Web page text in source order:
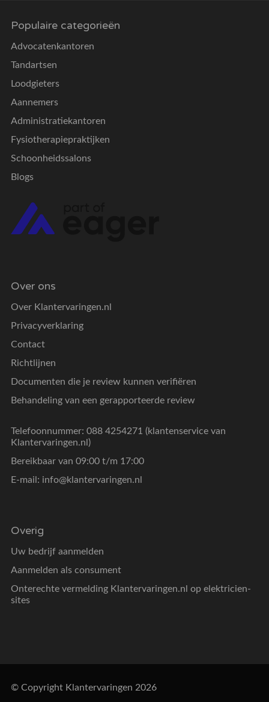
Populaire categorieën
Advocatenkantoren
Tandartsen
Loodgieters
Aannemers
Administratiekantoren
Fysiotherapiepraktijken
Schoonheidssalons
Blogs
Over ons
Over Klantervaringen.nl
Privacyverklaring
Contact
Richtlijnen
Documenten die je review kunnen verifiëren
Behandeling van een gerapporteerde review
Telefoonnummer: 088 4254271 (klantenservice van
Klantervaringen.nl)
Bereikbaar van 09:00 t/m 17:00
E-mail: info@klantervaringen.nl
Overig
Uw bedrijf aanmelden
Aanmelden als consument
Onterechte vermelding Klantervaringen.nl op elektricien-
sites
© Copyright Klantervaringen 2026